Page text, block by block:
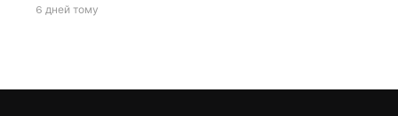
6 дней тому